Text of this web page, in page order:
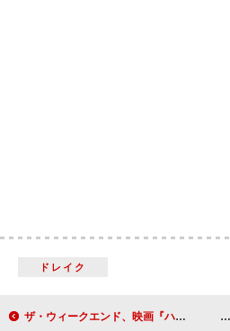
ドレイク
ザ・ウィークエンド、映画『ハリー・アップ・トゥモロー』のファースト・ルック公開 ジェナ・オルテガ＆バリー・コーガンと共演